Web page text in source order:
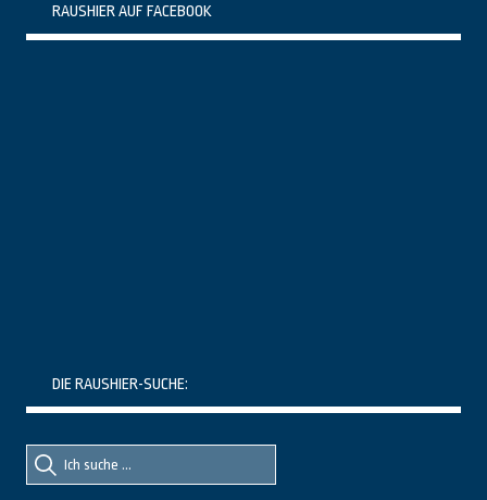
RAUSHIER AUF FACEBOOK
DIE RAUSHIER-SUCHE:
Suche
nach::
Suche
nach: